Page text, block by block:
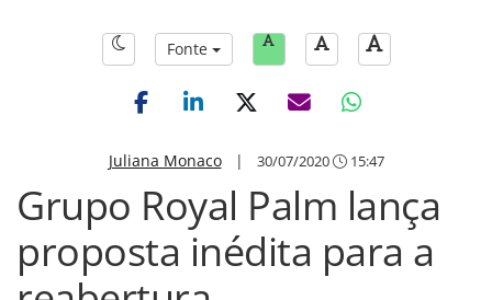
Fonte
Juliana Monaco| 30/07/2020 15:47
Grupo Royal Palm lança
proposta inédita para a